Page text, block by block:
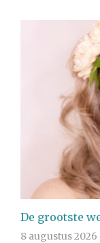
De grootste
8 augustus 2026